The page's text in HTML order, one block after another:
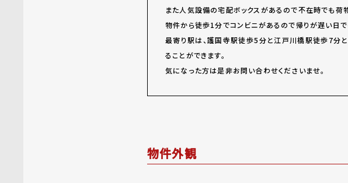
また人気設備の宅配ボックスがあるので不在時でも荷
物件から徒歩1分でコンビニがあるので帰りが遅い日で
最寄り駅は、護国寺駅徒歩5分と江戸川橋駅徒歩7分
ることができます。
気になった方は是非お問い合わせくださいませ。
物件外観